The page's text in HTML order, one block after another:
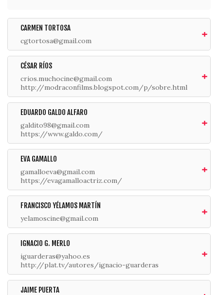
CARMEN TORTOSA
cgtortosa@gmail.com
CÉSAR RÍOS
crios.muchocine@gmail.com
http://modraconfilms.blogspot.com/p/sobre.html
EDUARDO GALDO ALFARO
galdito98@gmail.com
https://www.galdo.com/
EVA GAMALLO
gamalloeva@gmail.com
https://evagamalloactriz.com/
FRANCISCO YÉLAMOS MARTÍN
yelamoscine@gmail.com
IGNACIO G. MERLO
iguarderas@yahoo.es
http://plat.tv/autores/ignacio-guarderas
JAIME PUERTA